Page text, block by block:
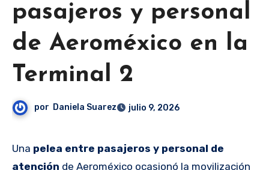
pasajeros y personal
de Aeroméxico en la
Terminal 2
por Daniela Suarez julio 9, 2026
Una pelea entre pasajeros y personal de
atención de Aeroméxico ocasionó la movilización